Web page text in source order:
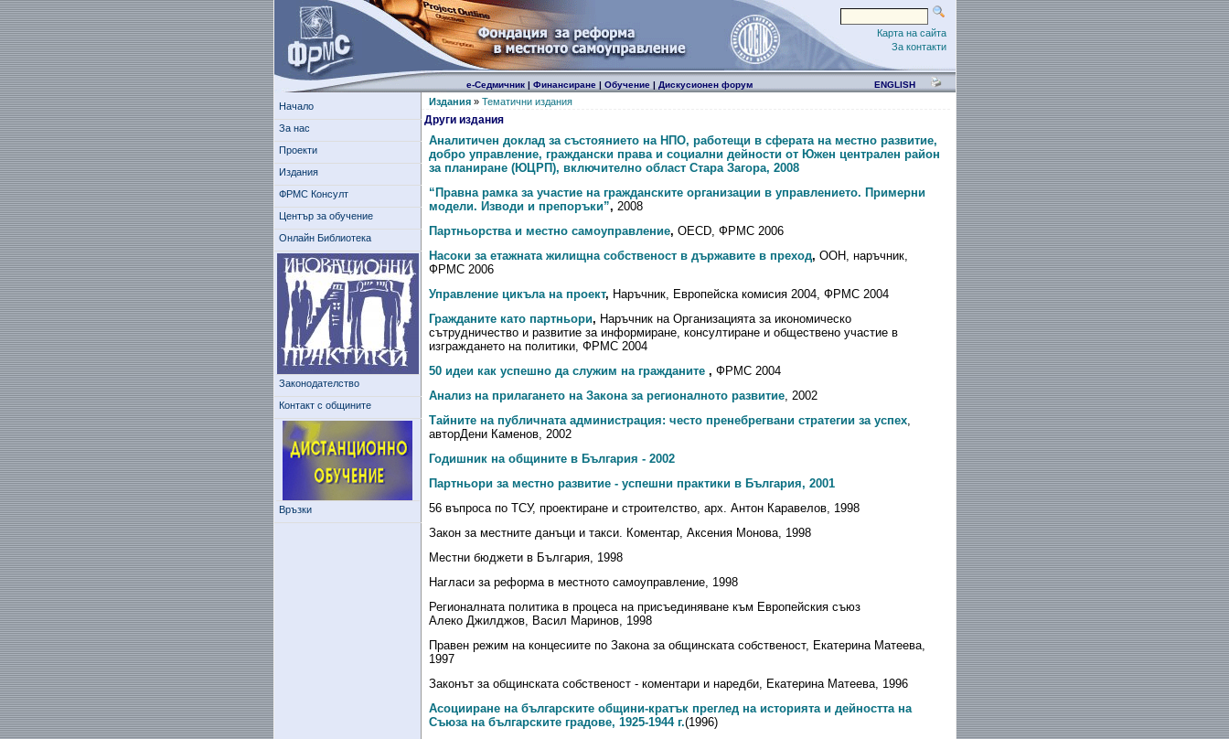
Карта на сайта
За контакти
е-Седмичник| Финансиране| Обучение| Дискусионен форум ENGLISH
Начало
За нас
Проекти
Издания
ФРМС Консулт
Център за обучение
Онлайн Библиотека
Законодателство
Контакт с общините
Връзки
Издания» Тематични издания
Други издания
Аналитичен доклад за състоянието на НПО, работещи в сферата на местно развитие,
добро управление, граждански права и социални дейности от Южен централен район
за планиране (ЮЦРП), включително област Стара Загора, 2008
“Правна рамка за участие на гражданските организации в управлението. Примерни
модели. Изводи и препоръки”, 2008
Партньорства и местно самоуправление, OECD, ФРМС 2006
Насоки за етажната жилищна собственост в държавите в преход, ООН, наръчник,
ФРМС 2006
Управление цикъла на проект, Наръчник, Европейска комисия 2004, ФРМС 2004
Гражданите като партньори, Наръчник на Организацията за икономическо
сътрудничество и развитие за информиране, консултиране и обществено участие в
изграждането на политики, ФРМС 2004
50 идеи как успешно да служим на гражданите, ФРМС 2004
Анализ на прилагането на Закона за регионалното развитие, 2002
Тайните на публичната администрация: често пренебрегвани стратегии за успех,
авторДени Каменов, 2002
Годишник на общините в България - 2002
Партньори за местно развитие - успешни практики в България, 2001
56 въпроса по ТСУ, проектиране и строителство, арх. Антон Каравелов, 1998
Закон за местните данъци и такси. Коментар, Аксения Монова, 1998
Местни бюджети в България, 1998
Нагласи за реформа в местното самоуправление, 1998
Регионалната политика в процеса на присъединяване към Европейския съюз
Алеко Джилджов, Васил Маринов, 1998
Правен режим на концесиите по Закона за общинската собственост, Екатерина Матеева,
1997
Законът за общинската собственост - коментари и наредби, Екатерина Матеева, 1996
Асоцииране на българските общини-кратък преглед на историята и дейността на
Съюза на българските градове, 1925-1944 г.(1996)